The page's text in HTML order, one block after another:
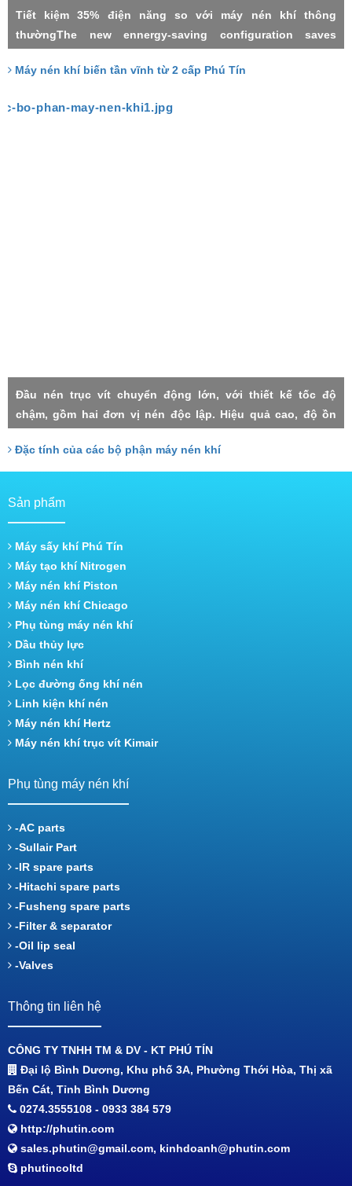
Tiết kiệm 35% điện năng so với máy nén khí thông
thườngThe new ennergy-saving configuration saves
frequency machineMáy nén khí 2 cấpMáy nén khí biến tần
Máy nén khí biến tần vĩnh từ 2 cấp Phú Tín
Đầu nén trục vít chuyển động lớn, với thiết kế tốc độ
chậm, gồm hai đơn vị nén độc lập. Hiệu quả cao, độ ồn
thấp, thất thoát nhỏ, Hai cấp trục vít đảm nhận với công
xuất tương đồng, do đó chịu lực nhỏ, tuổi thọ cao.
Đặc tính của các bộ phận máy nén khí
Sản phẩm
Máy sấy khí Phú Tín
Máy tạo khí Nitrogen
Máy nén khí Piston
Máy nén khí Chicago
Phụ tùng máy nén khí
Dầu thủy lực
Bình nén khí
Lọc đường ống khí nén
Linh kiện khí nén
Máy nén khí Hertz
Máy nén khí trục vít Kimair
Phụ tùng máy nén khí
-AC parts
-Sullair Part
-IR spare parts
-Hitachi spare parts
-Fusheng spare parts
-Filter & separator
-Oil lip seal
-Valves
Thông tin liên hệ
CÔNG TY TNHH TM & DV - KT PHÚ TÍN
Đại lộ Bình Dương, Khu phố 3A, Phường Thới Hòa, Thị xã
Bến Cát, Tỉnh Bình Dương
0274.3555108 - 0933 384 579
http://phutin.com
sales.phutin@gmail.com, kinhdoanh@phutin.com
phutincoltd